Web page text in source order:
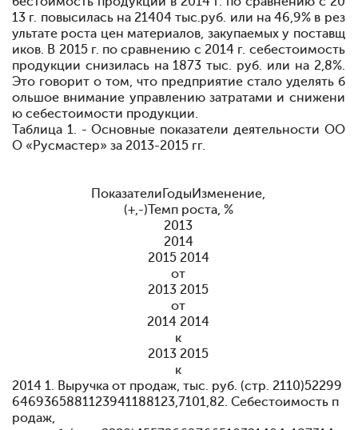
13 г. повысилась на 21404 тыс.руб. или на 46,9% в рез
ультате роста цен материалов, закупаемых у поставщ
иков. В 2015 г. по сравнению с 2014 г. себестоимость
продукции снизилась на 1873 тыс. руб. или на 2,8%.
Это говорит о том, что предприятие стало уделять б
ольшое внимание управлению затратами и снижени
ю себестоимости продукции.
Таблица 1. - Основные показатели деятельности ОО
О «Русмастер» за 2013-2015 гг.
ПоказателиГодыИзменение,
(+,-)Темп роста, %
2013
2014
2015 2014
от
2013 2015
от
2014 2014
к
2013 2015
к
2014 1. Выручка от продаж, тыс. руб. (стр. 2110)52299
6469365881123941188123,7101,82. Себестоимость п
родаж,